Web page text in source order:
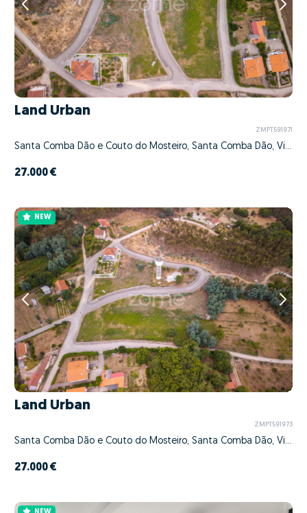
Land Urban
ZMPT591971
Santa Comba Dão e Couto do Mosteiro, Santa Comba Dão, Viseu
27.000 €
NEW
Land Urban
ZMPT591973
Santa Comba Dão e Couto do Mosteiro, Santa Comba Dão, Viseu
27.000 €